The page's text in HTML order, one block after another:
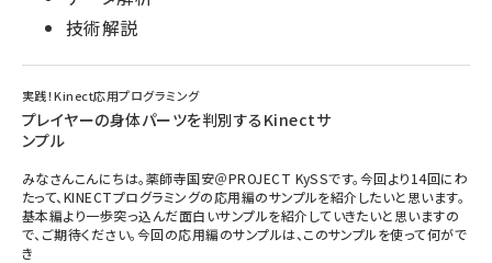
技術解説
実践！Kinect応用プログラミング
プレイヤーの身体パーツを判別するKinectサ
ンプル
みなさんこんにちは。薬師寺国安＠PROJECT KySSです。今回より14回にわ
たって、KINECTプログラミングの応用編のサンプルを紹介したいと思います。
基本編より一歩突っ込んだ面白いサンプルを紹介していきたいと思いますの
で、ご期待ください。今回の応用編のサンプルは、このサンプルを使って何がで
き